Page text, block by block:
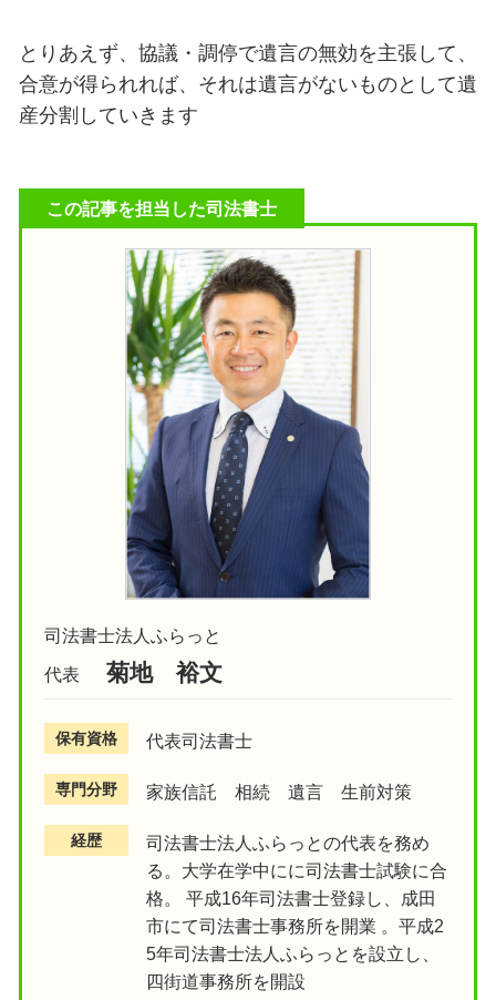
とりあえず、協議・調停で遺言の無効を主張して、
合意が得られれば、それは遺言がないものとして遺
産分割していきます
この記事を担当した司法書士
司法書士法人ふらっと
代表
菊地 裕文
保有資格 代表司法書士
専門分野 家族信託 相続 遺言 生前対策
経歴
司法書士法人ふらっとの代表を務め
る。大学在学中にに司法書士試験に合
格。 平成16年司法書士登録し、成田
市にて司法書士事務所を開業 。平成2
5年司法書士法人ふらっとを設立し、
四街道事務所を開設